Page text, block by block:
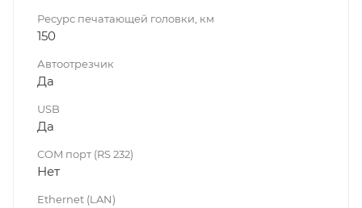
Ресурс печатающей головки, км
150
Автоотрезчик
Да
USB
Да
COM порт (RS 232)
Нет
Ethernet (LAN)